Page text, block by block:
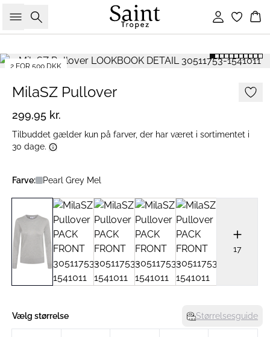
Søg Log ind
2 FOR 500 DKK
MilaSZ Pullover
299,95 kr.
Tilbuddet gælder kun på farver, der har været i sortimentet i
30 dage.
Farve: Pearl Grey Mel
17
Vælg størrelse Størrelsesguide